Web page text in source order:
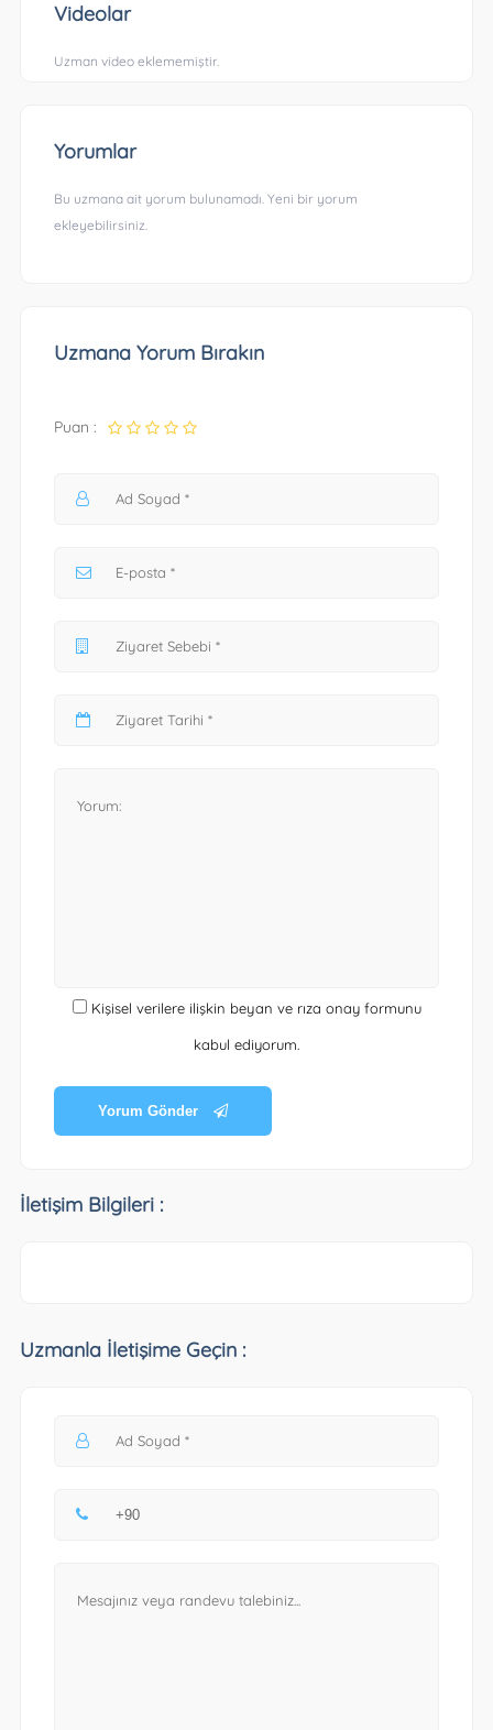
Videolar
Uzman video eklememiştir.
Yorumlar
Bu uzmana ait yorum bulunamadı. Yeni bir yorum
ekleyebilirsiniz.
Uzmana Yorum Bırakın
Puan :
Kişisel verilere ilişkin beyan ve rıza onay formunu
kabul ediyorum.
Yorum Gönder
İletişim Bilgileri :
Uzmanla İletişime Geçin :